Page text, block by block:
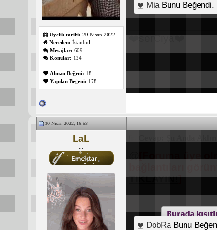
Üyelik tarihi: 29 Nisan 2022
Nereden: İstanbul
Mesajlar: 609
Konular: 124
Alınan Beğeni: 181
Yapılan Beğeni: 178
Mia Bunu Beğendi.
❤️serCiya❤️
30 Nisan 2022, 16:53
LaL Cevap: Şu Anda
@[Foruma üye
bağlantıları
TIKLAYIN!]
DobRa Bunu